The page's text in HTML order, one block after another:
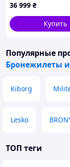
(1 класс) |
Cordura USA |
36 999 ₴
Купить
Популярные
Бронежилеты
Kiborg
Lesko
ТОП теги